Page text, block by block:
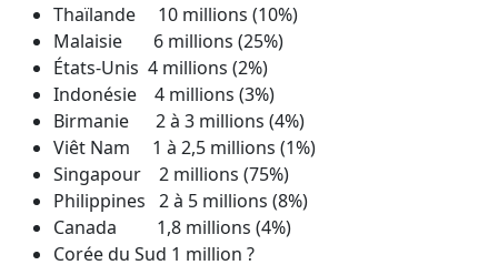
Thaïlande 10 millions (10%)
Malaisie 6 millions (25%)
États-Unis 4 millions (2%)
Indonésie 4 millions (3%)
Birmanie 2 à 3 millions (4%)
Viêt Nam 1 à 2,5 millions (1%)
Singapour 2 millions (75%)
Philippines 2 à 5 millions (8%)
Canada 1,8 millions (4%)
Corée du Sud 1 million ?